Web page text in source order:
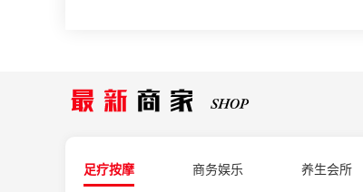
足疗按摩 商务娱乐 养生会所